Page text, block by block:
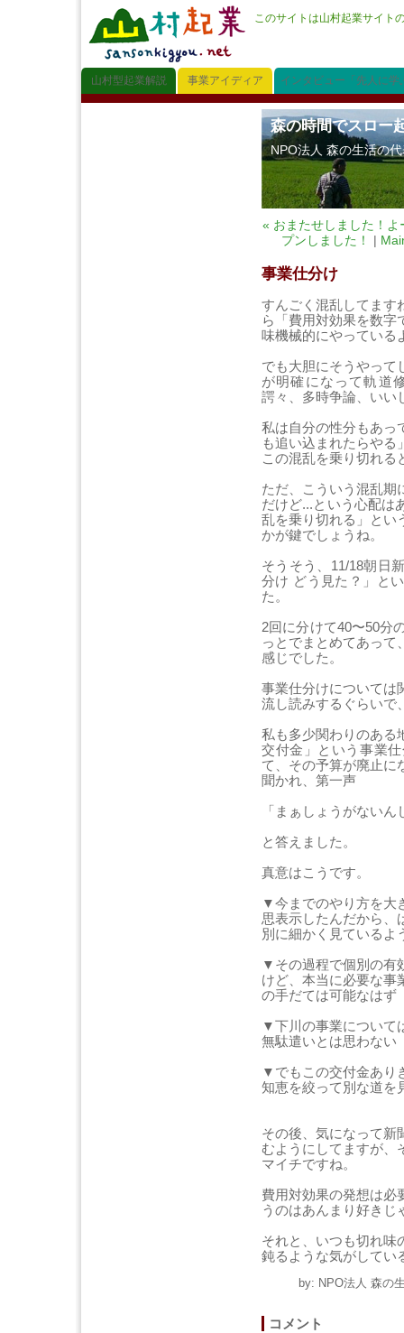
このサイトは山村起業サイト
山村型起業解説 事業アイディア インタビュー「先人に学
森の時間でスロー
NPO法人 森の生活の
« おまたせしました！
プンしました！
|
事業仕分け
すんごく混乱してます
ら「費用対効果を数字
味機械的にやっている
でも大胆にそうやって
が明確になって軌道
諤々、多時争論、いい
私は自分の性分もあっ
も追い込まれたらや
この混乱を乗り切れる
ただ、こういう混乱期
だけど...という心配は
乱を乗り切れる」とい
かが鍵でしょうね。
そうそう、11/18朝日
分け どう見た？」と
た。
2回に分けて40〜50分
っとでまとめてあって
感じでした。
事業仕分けについては
流し読みするぐらいで
私も多少関わりのある
交付金」という事業
て、その予算が廃止に
聞かれ、第一声
「まぁしょうがない
と答えました。
真意はこうです。
▼今までのやり方を大
思表示したんだから、
別に細かく見ているよ
▼その過程で個別の有
けど、本当に必要な事
の手だては可能なはず
▼下川の事業について
無駄遣いとは思わない
▼でもこの交付金あり
知恵を絞って別な道を
その後、気になって新
むようにしてますが、
マイチですね。
費用対効果の発想は必
うのはあんまり好きじ
それと、いつも切れ味
鈍るような気がしてい
by: NPO法人 森の
コメント